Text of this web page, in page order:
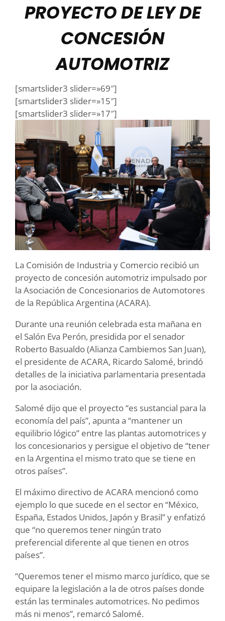
PROYECTO DE LEY DE
CONCESIÓN
AUTOMOTRIZ
[smartslider3 slider=»69″]
[smartslider3 slider=»15″]
[smartslider3 slider=»17″]
La Comisión de Industria y Comercio recibió un
proyecto de concesión automotriz impulsado por
la Asociación de Concesionarios de Automotores
de la República Argentina (ACARA).
Durante una reunión celebrada esta mañana en
el Salón Eva Perón, presidida por el senador
Roberto Basualdo (Alianza Cambiemos San Juan),
el presidente de ACARA, Ricardo Salomé, brindó
detalles de la iniciativa parlamentaria presentada
por la asociación.
Salomé dijo que el proyecto “es sustancial para la
economía del país”, apunta a “mantener un
equilibrio lógico” entre las plantas automotrices y
los concesionarios y persigue el objetivo de “tener
en la Argentina el mismo trato que se tiene en
otros países”.
El máximo directivo de ACARA mencionó como
ejemplo lo que sucede en el sector en “México,
España, Estados Unidos, Japón y Brasil” y enfatizó
que “no queremos tener ningún trato
preferencial diferente al que tienen en otros
países”.
“Queremos tener el mismo marco jurídico, que se
equipare la legislación a la de otros países donde
están las terminales automotrices. No pedimos
más ni menos”, remarcó Salomé.